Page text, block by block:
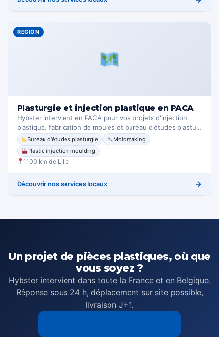
REGION
Plasturgie et injection plastique en PACA
Hybster intervient en PACA pour vos projets d'injection
plastique, fabrication de moules et bureau d'études plastu…
Bureau d'études plasturgie
Moldmaking
Plastic injection moulding
1100 km de Lille
Découvrir nos services locaux →
Un projet de pièces plastiques, où que
vous soyez ?
Hybster intervient dans toute la France et en Belgique.
Réponse sous 24 h, déplacement sur site possible,
livraison J+1.